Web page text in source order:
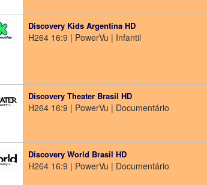
Discovery Kids Argentina HD
H264 16:9 | PowerVu | Infantil
Discovery Theater Brasil HD
H264 16:9 | PowerVu | Documentário
Discovery World Brasil HD
H264 16:9 | PowerVu | Documentário